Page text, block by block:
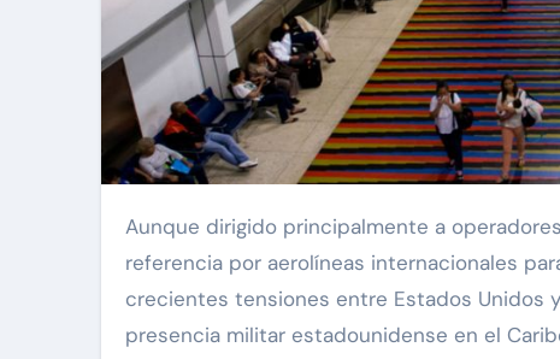
Aunque dirigido principalmente a operadores estadounidenses, los Notam de la FAA son tomados como
referencia por aerolíneas internacionales
crecientes tensiones entre Estados Unidos
presencia militar estadounidense en el